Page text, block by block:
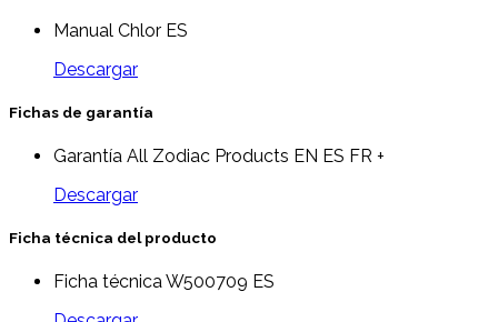
Manual Chlor ES
Descargar
Fichas de garantía
Garantía All Zodiac Products EN ES FR +
Descargar
Ficha técnica del producto
Ficha técnica W500709 ES